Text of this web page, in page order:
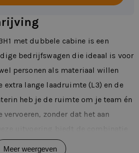
met dubbele cabine is een
bedrijfswagen die ideaal is voor
personen als materiaal willen
extra lange laadruimte (L3) en de
heb je de ruimte om je team én
zonder dat het aan
en een comfortabele cabine voor
Meer weergeven